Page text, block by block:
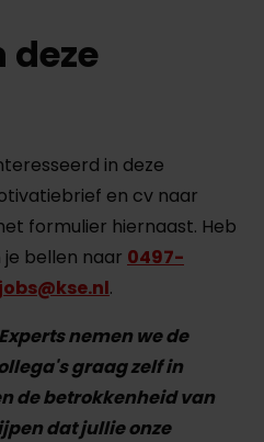
deze
in deze
en cv naar
formulier hiernaast. Heb
je bellen naar 0497-
jobs@kse.nl.
nemen we de
graag zelf in
de betrokkenheid van
dat jullie onze